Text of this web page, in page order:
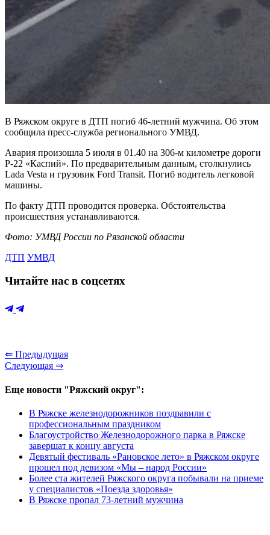
В Ряжском округе в ДТП погиб 46-летний мужчина. Об этом
сообщила пресс-служба регионального УМВД.
Авария произошла 5 июля в 01.40 на 306-м километре дороги
Р-22 «Каспий». По предварительным данным, столкнулись
Lada Vesta и грузовик Ford Transit. Погиб водитель легковой
машины.
По факту ДТП проводится проверка. Обстоятельства
происшествия устанавливаются.
Фото: УМВД России по Рязанской области
ДТП УМВД
Читайте нас в соцсетях
⇐ Предыдущая
Следующая ⇒
Еще новости "Ряжский округ":
В Ряжске железнодорожников поздравили с
профессиональным праздником
Благоустройство Железнодорожного парка в Ряжске
завершат к концу августа
Девятый фестиваль «Рановское лето» в Ряжском округе
прошел под девизом «Мы – народ России»
Более ста жителей Ряжского округа побывали на приеме
у специалистов «Поезда здоровья»
В Ряжске пропал 73-летний мужчина